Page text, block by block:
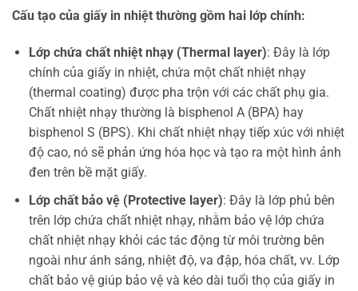
Cấu tạo của giấy in nhiệt thường gồm hai lớp chính:
Lớp chứa chất nhiệt nhạy (Thermal layer): Đây là lớp
chính của giấy in nhiệt, chứa một chất nhiệt nhạy
(thermal coating) được pha trộn với các chất phụ gia.
Chất nhiệt nhạy thường là bisphenol A (BPA) hay
bisphenol S (BPS). Khi chất nhiệt nhạy tiếp xúc với nhiệt
độ cao, nó sẽ phản ứng hóa học và tạo ra một hình ảnh
đen trên bề mặt giấy.
Lớp chất bảo vệ (Protective layer): Đây là lớp phủ bên
trên lớp chứa chất nhiệt nhạy, nhằm bảo vệ lớp chứa
chất nhiệt nhạy khỏi các tác động từ môi trường bên
ngoài như ánh sáng, nhiệt độ, va đập, hóa chất, vv. Lớp
chất bảo vệ giúp bảo vệ và kéo dài tuổi thọ của giấy in